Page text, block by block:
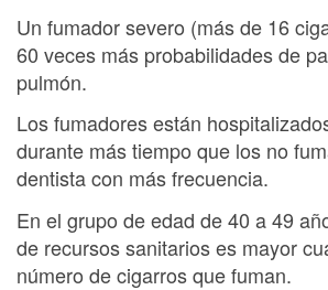
Un fumador severo (más de 16
60 veces más probabilidades de
pulmón.
Los fumadores están
durante más tiempo que los no
dentista con más frecuencia.
En el grupo de edad de 40 a 49
de recursos sanitarios es mayor
número de cigarros que fuman.